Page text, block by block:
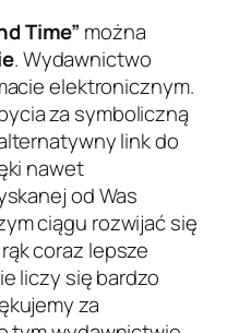
Time” można
. Wydawnictwo
elektronicznym.
za symboliczną
link do
nawet
od Was
ciągu rozwijać się
coraz lepsze
liczy się bardzo
za